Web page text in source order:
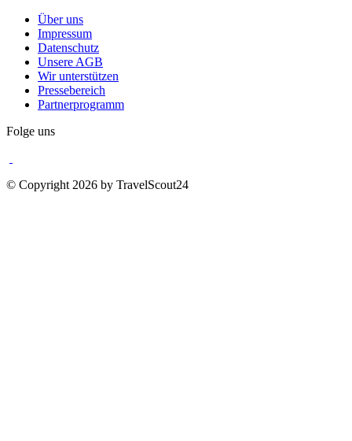
Über uns
Impressum
Datenschutz
Unsere AGB
Wir unterstützen
Pressebereich
Partnerprogramm
Folge uns
© Copyright 2026 by TravelScout24